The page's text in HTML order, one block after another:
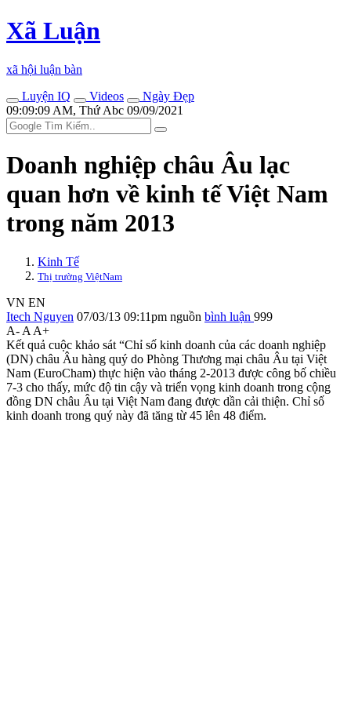
Xã Luận
xã hội luận bàn
Luyện IQ
Videos
Ngày Đẹp
09:09:09 AM, Thứ Abc 09/09/2021
Doanh nghiệp châu Âu lạc
quan hơn về kinh tế Việt Nam
trong năm 2013
Kinh Tế
Thị trường ViệtNam
VN EN
Itech Nguyen 07/03/13 09:11pm nguồn bình luận 999
A- A A+
Kết quả cuộc khảo sát “Chỉ số kinh doanh của các doanh nghiệp
(DN) châu Âu hàng quý do Phòng Thương mại châu Âu tại Việt
Nam (EuroCham) thực hiện vào tháng 2-2013 được công bố chiều
7-3 cho thấy, mức độ tin cậy và triển vọng kinh doanh trong cộng
đồng DN châu Âu tại Việt Nam đang được dần cải thiện. Chỉ số
kinh doanh trong quý này đã tăng từ 45 lên 48 điểm.